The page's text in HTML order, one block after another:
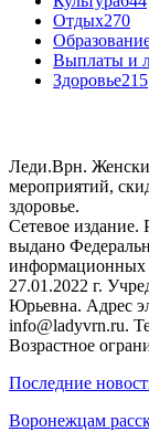
Отдых270
Выплаты и
Здоровье215
Леди.Врн.
мероприятий,
здоровье.
Сетевое
выдано
информационных
27.01.2022 г.
Юрьевна. Адрес
info@ladyvrn.ru.
Возрастное
Последние
Воронежцам